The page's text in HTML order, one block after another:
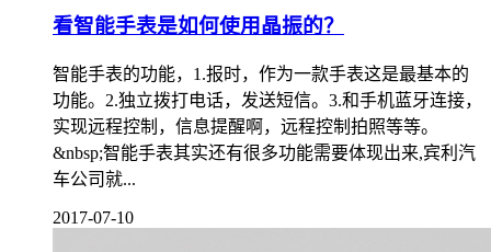
看智能手表是如何使用晶振的？
智能手表的功能，1.报时，作为一款手表这是最基本的
功能。2.独立拨打电话，发送短信。3.和手机蓝牙连接，
实现远程控制，信息提醒啊，远程控制拍照等等。
&nbsp;智能手表其实还有很多功能需要体现出来,宾利汽
车公司就...
2017-07-10